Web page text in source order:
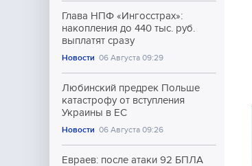
Культура
Глава НПФ «Ингосстрах»:
накопления до 440 тыс. руб.
выплатят сразу
Новости 06 Августа 09:29
Любинский предрек Польше
катастрофу от вступления
Украины в ЕС
Новости 06 Августа 09:26
Евраев: после атаки 92 БПЛА